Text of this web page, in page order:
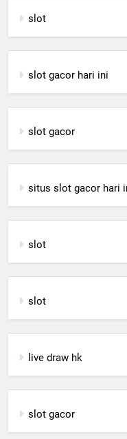
slot
slot gacor hari ini
slot gacor
situs slot gacor hari
slot
slot
live draw hk
slot gacor